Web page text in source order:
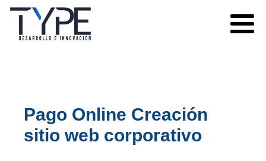
Pago Online Creación
sitio web corporativo